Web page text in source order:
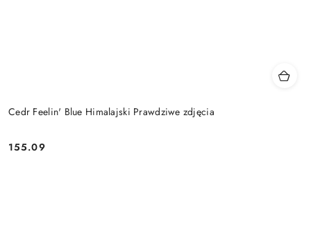
Cedr Feelin' Blue Himalajski Prawdziwe zdjęcia
Cena:
155.09